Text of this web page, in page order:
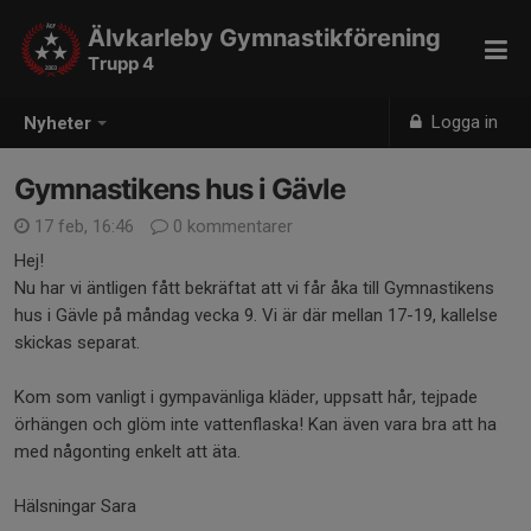
Nyheter Logga in
Älvkarleby Gymnastikförening
Trupp 4
Gymnastikens hus i Gävle
17 feb, 16:46
0 kommentarer
Hej!
Nu har vi äntligen fått bekräftat att vi får åka till Gymnastikens
hus i Gävle på måndag vecka 9. Vi är där mellan 17-19, kallelse
skickas separat.
Kom som vanligt i gympavänliga kläder, uppsatt hår, tejpade
örhängen och glöm inte vattenflaska! Kan även vara bra att ha
med någonting enkelt att äta.
Hälsningar Sara